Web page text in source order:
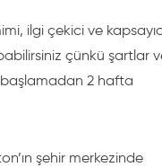
ilgi çekici ve
çünkü şartlar
2 hafta
şehir merkezinde